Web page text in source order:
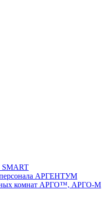
SMART
персонала АРГЕНТУМ
комнат АРГО™, АРГО-М